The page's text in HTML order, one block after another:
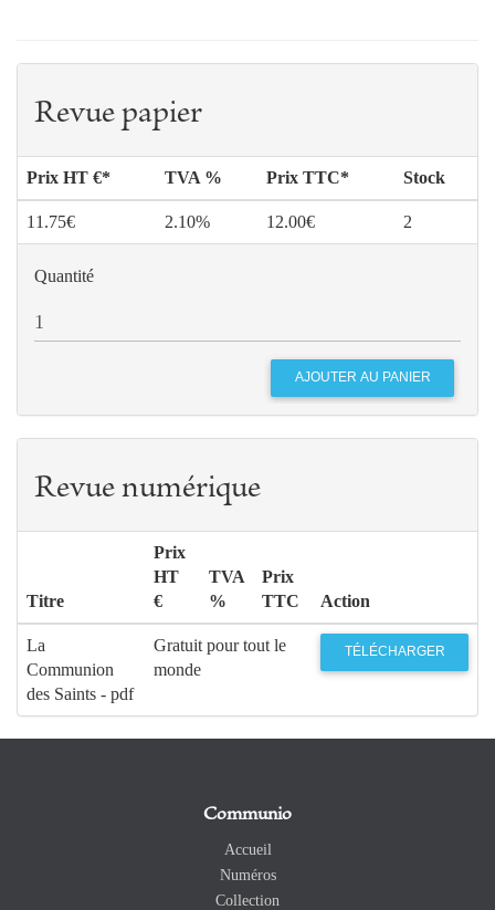
Revue papier
Prix HT €* TVA % Prix TTC* Stock
11.75€ 2.10% 12.00€ 2
Quantité
Revue numérique
Titre
Prix
HT
€
TVA
%
Prix
TTC
Action
La
Communion
des Saints - pdf
Gratuit pour tout le
monde
TÉLÉCHARGER
Communio
Accueil
Numéros
Collection